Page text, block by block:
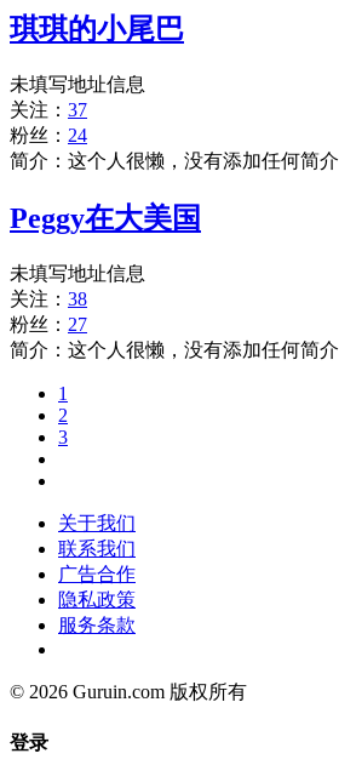
琪琪的小尾巴
未填写地址信息
关注： 37
粉丝： 24
简介：这个人很懒，没有添加任何简介
Peggy在大美国
未填写地址信息
关注： 38
粉丝： 27
简介：这个人很懒，没有添加任何简介
1
2
3
关于我们
联系我们
广告合作
隐私政策
服务条款
© 2026 Guruin.com 版权所有
登录